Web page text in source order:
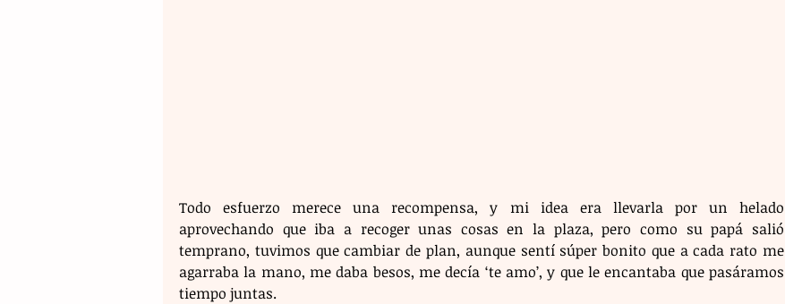
Todo esfuerzo merece una recompensa, y mi idea era llevarla por un helado
aprovechando que iba a recoger unas cosas en la plaza, pero como su papá salió
temprano, tuvimos que cambiar de plan, aunque sentí súper bonito que a cada rato me
agarraba la mano, me daba besos, me decía ‘te amo’, y que le encantaba que pasáramos
tiempo juntas.